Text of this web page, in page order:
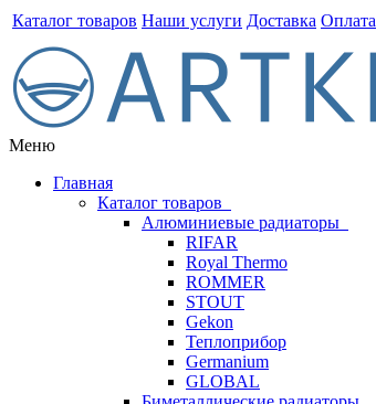
Каталог товаров Наши услуги Доставка Оплата
Меню
Главная
Каталог товаров
Алюминиевые радиаторы
RIFAR
Royal Thermo
ROMMER
STOUT
Gekon
Теплоприбор
Germanium
GLOBAL